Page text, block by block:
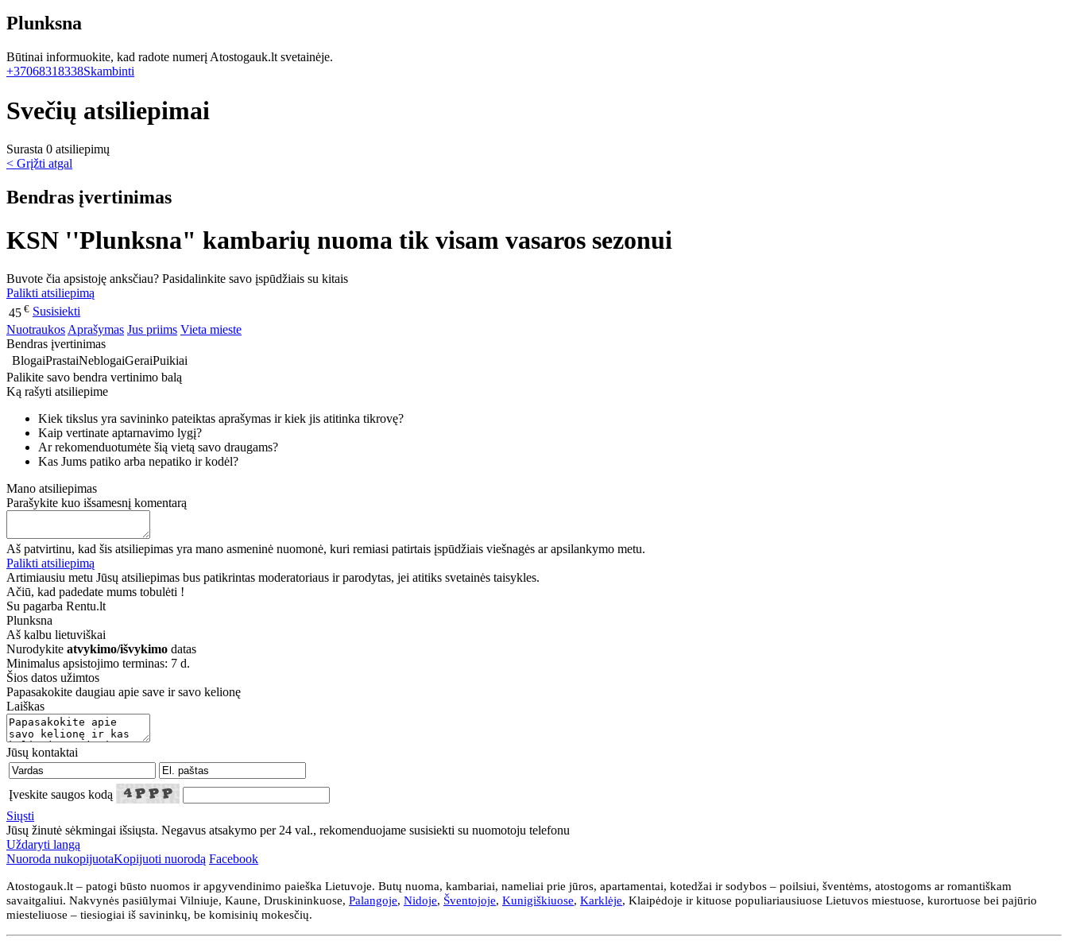
Plunksna
Būtinai informuokite, kad radote numerį Atostogauk.lt svetainėje.
+37068318338Skambinti
Svečių atsiliepimai
Surasta 0 atsiliepimų
< Grįžti atgal
Bendras įvertinimas
KSN ''Plunksna" kambarių nuoma tik visam vasaros sezonui
Buvote čia apsistoję anksčiau? Pasidalinkite savo įspūdžiais su kitais
Palikti atsiliepimą
45 € Susisiekti
Nuotraukos Aprašymas Jus priims Vieta mieste
Bendras įvertinimas
BlogaiPrastaiNeblogaiGeraiPuikiai
Palikite savo bendra vertinimo balą
Ką rašyti atsiliepime
Kiek tikslus yra savininko pateiktas aprašymas ir kiek jis atitinka tikrovę?
Kaip vertinate aptarnavimo lygį?
Ar rekomenduotumėte šią vietą savo draugams?
Kas Jums patiko arba nepatiko ir kodėl?
Mano atsiliepimas
Parašykite kuo išsamesnį komentarą
Aš patvirtinu, kad šis atsiliepimas yra mano asmeninė nuomonė, kuri remiasi patirtais įspūdžiais viešnagės ar apsilankymo metu.
Palikti atsiliepimą
Artimiausiu metu Jūsų atsiliepimas bus patikrintas moderatoriaus ir parodytas, jei atitiks svetainės taisykles.
Ačiū, kad padedate mums tobulėti !
Su pagarba Rentu.lt
Plunksna
Aš kalbu lietuviškai
Nurodykite atvykimo/išvykimo datas
Minimalus apsistojimo terminas: 7 d.
Šios datos užimtos
Papasakokite daugiau apie save ir savo kelionę
Laiškas
Jūsų kontaktai
Įveskite saugos kodą
Siųsti
Jūsų žinutė sėkmingai išsiųsta. Negavus atsakymo per 24 val., rekomenduojame susisiekti su nuomotoju telefonu
Uždaryti langą
Nuoroda nukopijuotaKopijuoti nuorodą Facebook
Atostogauk.lt – patogi būsto nuomos ir apgyvendinimo paieška Lietuvoje. Butų nuoma, kambariai, nameliai prie jūros, apartamentai, kotedžai ir sodybos – poilsiui, šventėms, atostogoms ar romantiškam
savaitgaliui. Nakvynės pasiūlymai Vilniuje, Kaune, Druskininkuose, Palangoje, Nidoje, Šventojoje, Kunigiškiuose, Karklėje, Klaipėdoje ir kituose populiariausiuose Lietuvos miestuose, kurortuose bei pajūrio
miesteliuose – tiesiogiai iš savininkų, be komisinių mokesčių.